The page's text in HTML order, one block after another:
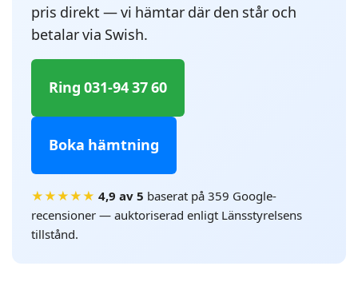
pris direkt — vi hämtar där den står och
betalar via Swish.
Ring 031-94 37 60
Boka hämtning
★★★★★ 4,9 av 5 baserat på 359 Google-
recensioner — auktoriserad enligt Länsstyrelsens
tillstånd.